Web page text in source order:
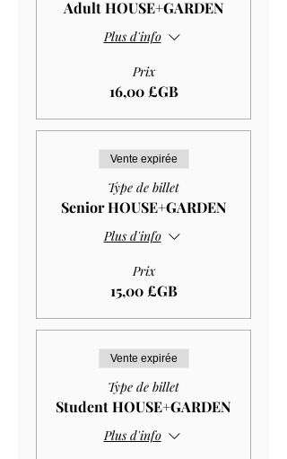
Adult HOUSE+GARDEN
Plus d'info
Prix
16,00 £GB
Vente expirée
Type de billet
Senior HOUSE+GARDEN
Plus d'info
Prix
15,00 £GB
Vente expirée
Type de billet
Student HOUSE+GARDEN
Plus d'info